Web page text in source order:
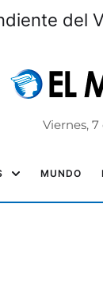
del
Viernes,
MUNDO